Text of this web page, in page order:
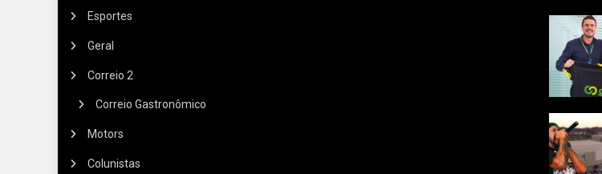
Esportes
Geral
Correio 2
Correio Gastronômico
Motors
Colunistas